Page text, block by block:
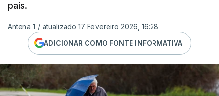
país.
Antena 1 / atualizado 17 Fevereiro 2026, 16:28
ADICIONAR COMO FONTE INFORMATIVA